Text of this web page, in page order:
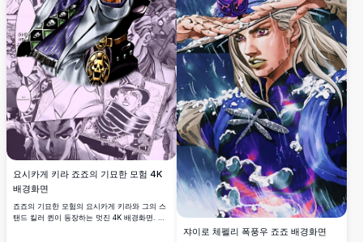
요시카게 키라 죠죠의 기묘한 모험 4K
배경화면
죠죠의 기묘한 모험의 요시카게 키라와 그의 스
탠드 킬러 퀸이 등장하는 멋진 4K 배경화면. 초
쟈이로 체펠리 폭풍우 죠죠 배경화면